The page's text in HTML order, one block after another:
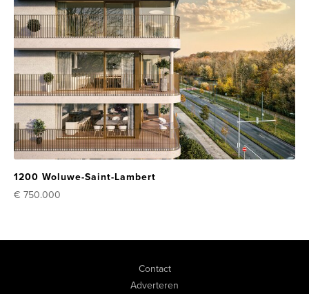
1200 Woluwe-Saint-Lambert
€ 750.000
Contact
Adverteren